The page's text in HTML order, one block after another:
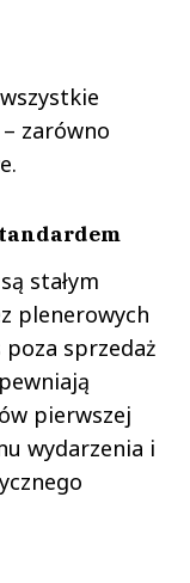
zarówno
stałym
plenerowych
sprzedaż
pierwszej
wydarzenia i